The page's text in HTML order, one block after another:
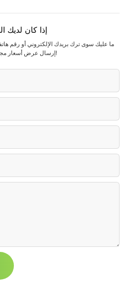
إذا كان لديك
ما عليك سوى ترك بريدك الإلكتروني أو رقم
إرسال عرض أسعار مجاني لمجموعتنا الواسعة من التصاميم!